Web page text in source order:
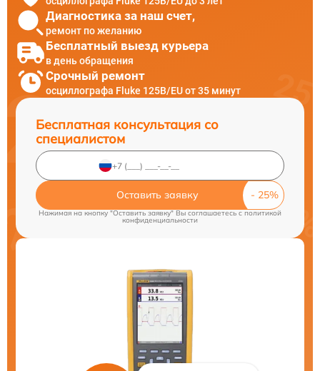
Диагностика за наш счет,
ремонт по желанию
Бесплатный выезд курьера
в день обращения
Срочный ремонт
осциллографа Fluke 125B/EU от 35 минут
Бесплатная консультация со
специалистом
Оставить заявку
Нажимая на кнопку "Оставить заявку" Вы соглашаетесь cполитикой
конфиденциальности